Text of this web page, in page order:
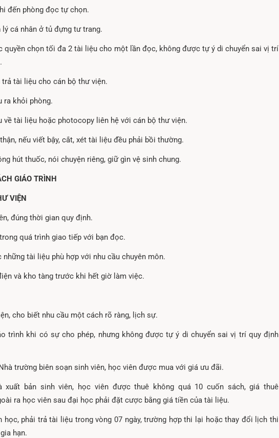
đến phòng đọc tự chọn.
lý cá nhân ở tủ đựng tư trang.
quyền chọn tối đa 2 tài liệu cho một lần đọc, không được tự ý di chuyển sai vị trí
tài liệu cho cán bộ thư viện.
ra khỏi phòng.
về tài liệu hoặc photocopy liên hệ với cán bộ thư viện.
nếu viết bậy, cắt, xét tài liệu đều phải bồi thường.
hút thuốc, nói chuyện riêng, giữ gìn vệ sinh chung.
GIÁO TRÌNH
VIỆN
đúng thời gian quy định.
quá trình giao tiếp với bạn đọc.
những tài liệu phù hợp với nhu cầu chuyên môn.
và kho tàng trước khi hết giờ làm việc.
cho biết nhu cầu một cách rõ ràng, lịch sự.
trình khi có sự cho phép, nhưng không được tự ý di chuyển sai vị trí quy định
trường biên soạn sinh viên, học viên được mua với giá ưu đãi.
xuất bản sinh viên, học viên được thuê không quá 10 cuốn sách, giá thuê
ra học viên sau đại học phải đặt cược bằng giá tiền của tài liệu.
học, phải trả tài liệu trong vòng 07 ngày, trường hợp thi lại hoặc thay đổi lịch thi
hạn.